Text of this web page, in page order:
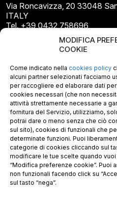
MODIFICA
COOKIE
Come indicato nella cookies policy
alcuni partner selezionati facciamo
per raccogliere ed elaborare dati
cookies necessari (che non
attività strettamente necessarie a
fornitura del Servizio, utilizziamo,
potrai dare o meno senza che ciò
sul sito), cookies di funzionali che
determinate funzioni. Puoi
categorie di cookies cliccando sul
modificare le tue scelte quando
“Modifica preferenze cookie”. Puoi
non funzionali facendo click su
sul tasto “nega”.
Via Roncavizza, 20 33048
ITALY
Tel. +39 0432 758696
E-mail: info@gecopan.it
E-mail PEC: gecopan@pec.it
P.I. E C.F. 02487660306
N. REA UD 264834
Capitale sociale € 30.000